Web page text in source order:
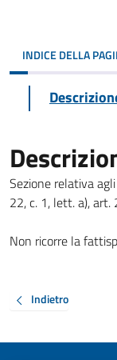
INDICE DELLA
Sezione relativa
22, c. 1, lett. a),
Non ricorre la
Indietro